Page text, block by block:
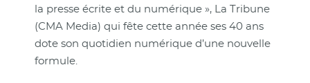
la presse écrite et du numérique », La Tribune
(CMA Media) qui fête cette année ses 40 ans
dote son quotidien numérique d’une nouvelle
formule.